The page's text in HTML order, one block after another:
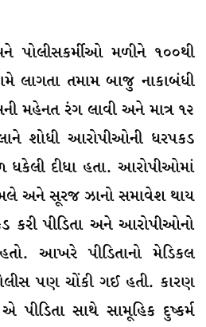
પોલીસકર્મીઓ મળીને ૧૦૦થી
લાગતા તમામ બાજુ નાકાબંધી
મહેનત રંગ લાવી અને માત્ર ૧૨
શોધી આરોપીઓની ધરપકડ
ધકેલી દીધા હતા. આરોપીઓમાં
અને સૂરજ ઝાનો સમાવેશ થાય
કરી પીડિતા અને આરોપીઓનો
આખરે પીડિતાનો મેડિકલ
પણ ચોંકી ગઈ હતી. કારણ
સાથે સામૂહિક દુષ્કર્મ